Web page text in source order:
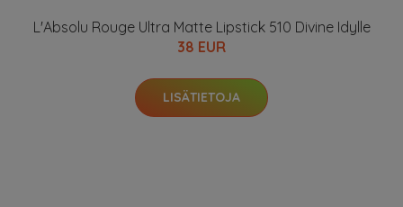
L'Absolu Rouge Ultra Matte Lipstick 510 Divine Idylle
38 EUR
LISÄTIETOJA